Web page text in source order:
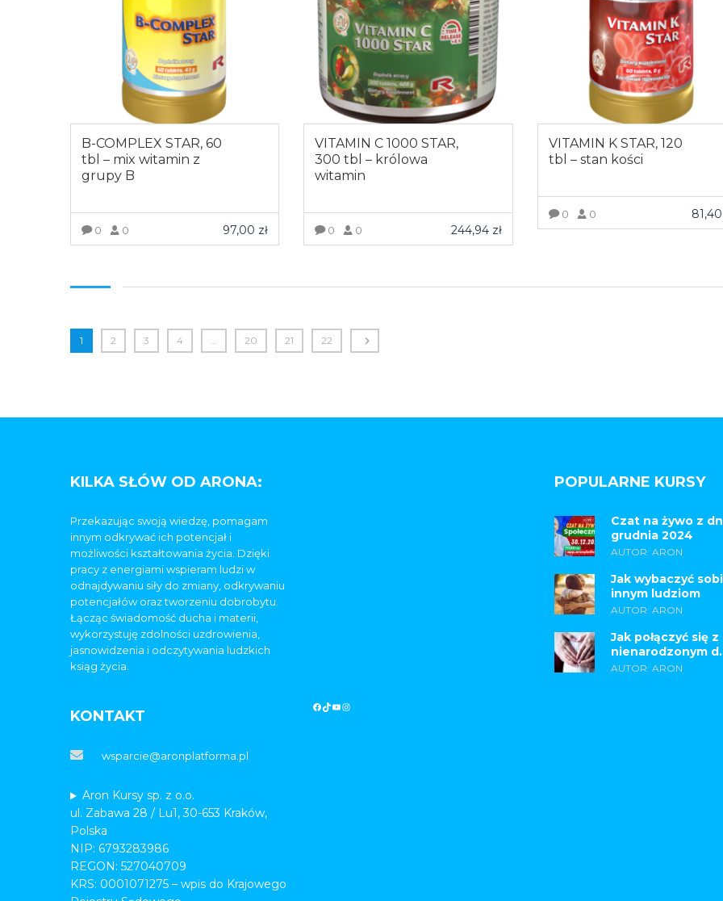
B-COMPLEX STAR, 60
tbl – mix witamin z
grupy B
0 0 97,00 zł
VITAMIN C 1000 STAR,
300 tbl – królowa
witamin
0 0 244,94 zł
VITAMIN K STAR, 120
tbl – stan kości
0 0 81,40
1 2 3 4 … 20 21 22
KILKA SŁÓW OD ARONA:
Przekazując swoją wiedzę, pomagam
innym odkrywać ich potencjał i
możliwości kształtowania życia. Dzięki
pracy z energiami wspieram ludzi w
odnajdywaniu siły do zmiany, odkrywaniu
potencjałów oraz tworzeniu dobrobytu.
Łącząc świadomość ducha i materii,
wykorzystuję zdolności uzdrowienia,
jasnowidzenia i odczytywania ludzkich
ksiąg życia.
POPULARNE KURSY
Czat na żywo z
grudnia 2024
AUTOR: ARON
Jak wybaczyć
innym ludziom
AUTOR: ARON
Jak połączyć się z
nienarodzonym
AUTOR: ARON
KONTAKT
wsparcie@aronplatforma.pl
Aron Kursy sp. z o.o.
ul. Zabawa 28 / Lu1, 30-653 Kraków,
Polska
NIP: 6793283986
REGON: 527040709
KRS: 0001071275 – wpis do Krajowego